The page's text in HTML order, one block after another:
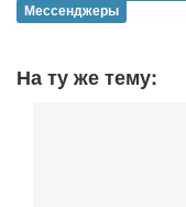
Мессенджеры
На ту же тему: